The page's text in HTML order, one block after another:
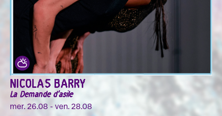
NICOLAS BARRY
La Demande d'asile
mer. 26.08 - ven. 28.08